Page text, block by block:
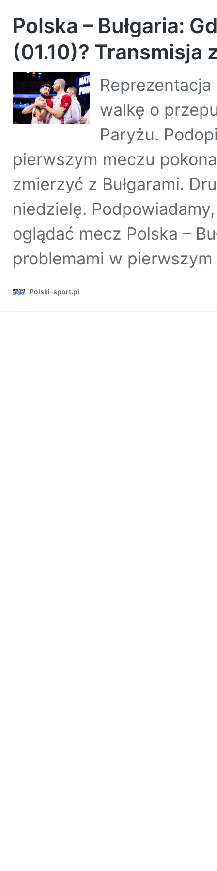
Polska – Bułgaria:
(01.10)? Transmisja
walkę o
Paryżu.
pierwszym meczu
zmierzyć z Bułgarami.
niedzielę.
oglądać mecz Polska –
problemami w
Polski-sport.pl